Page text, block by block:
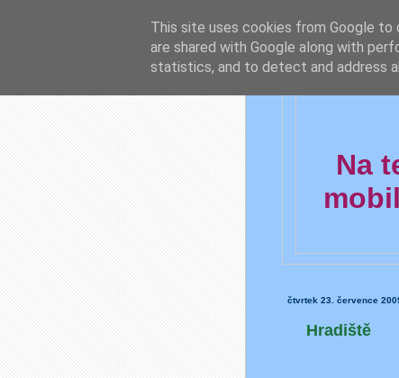
Na
čtvrtek 23. července
Hradiště
This site uses cookies from Google to
are shared with Google along with
statistics, and to detect and address